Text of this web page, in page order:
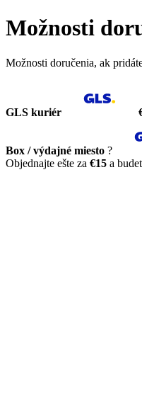
Možnosti
Možnosti doručenia, ak
GLS kuriér
Box / výdajné miesto ?
Objednajte ešte za €15 a